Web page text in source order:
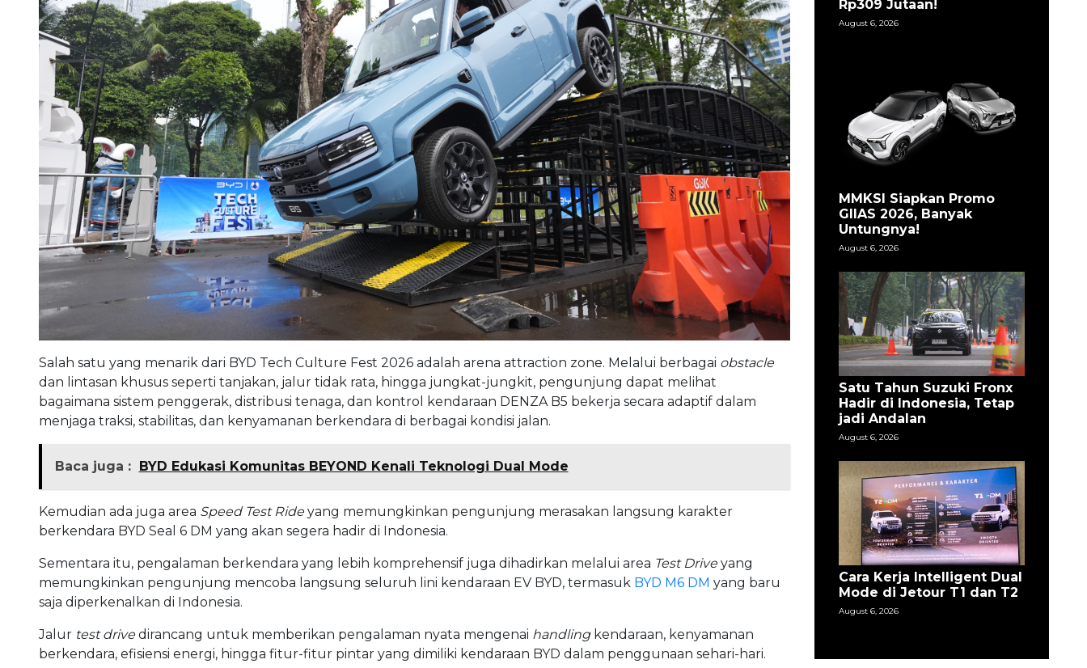
Salah satu yang menarik dari BYD Tech Culture Fest 2026 adalah arena attraction zone. Melalui berbagai obstacle
dan lintasan khusus seperti tanjakan, jalur tidak rata, hingga jungkat-jungkit, pengunjung dapat melihat
bagaimana sistem penggerak, distribusi tenaga, dan kontrol kendaraan DENZA B5 bekerja secara adaptif dalam
menjaga traksi, stabilitas, dan kenyamanan berkendara di berbagai kondisi jalan.
Baca juga : BYD Edukasi Komunitas BEYOND Kenali Teknologi Dual Mode
Kemudian ada juga area Speed Test Rideyang memungkinkan pengunjung merasakan langsung karakter
berkendara BYD Seal 6 DM yang akan segera hadir di Indonesia.
Sementara itu, pengalaman berkendara yang lebih komprehensif juga dihadirkan melalui area Test Driveyang
memungkinkan pengunjung mencoba langsung seluruh lini kendaraan EV BYD, termasuk BYD M6 DM yang baru
saja diperkenalkan di Indonesia.
Jalur test drivedirancang untuk memberikan pengalaman nyata mengenai handlingkendaraan, kenyamanan
berkendara, efisiensi energi, hingga fitur-fitur pintar yang dimiliki kendaraan BYD dalam penggunaan sehari-hari.
Rp309 Jutaan!
August 6, 2026
MMKSI Siapkan Promo
GIIAS 2026, Banyak
Untungnya!
August 6, 2026
Satu Tahun Suzuki Fronx
Hadir di Indonesia, Tetap
jadi Andalan
August 6, 2026
Cara Kerja Intelligent Dual
Mode di Jetour T1 dan T2
August 6, 2026